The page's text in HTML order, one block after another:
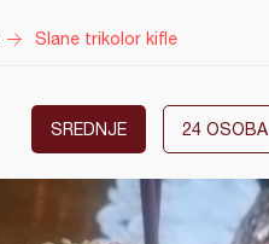
Slane trikolor kifle
SREDNJE 24 OSOBA